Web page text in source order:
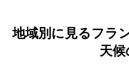
地域別に見るフラ
天候